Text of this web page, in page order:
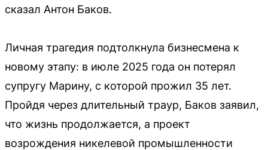
сказал Антон Баков.
Личная трагедия подтолкнула бизнесмена к
новому этапу: в июле 2025 года он потерял
супругу Марину, с которой прожил 35 лет.
Пройдя через длительный траур, Баков заявил,
что жизнь продолжается, а проект
возрождения никелевой промышленности